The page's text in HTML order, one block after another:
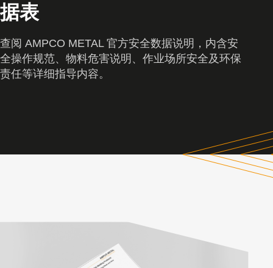
据表
查阅 AMPCO METAL 官方安全数据说明，内含安
全操作规范、物料危害说明、作业场所安全及环保
责任等详细指导内容。